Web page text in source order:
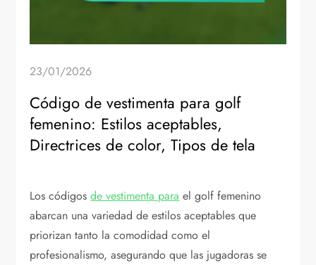
23/01/2026
Código de vestimenta para golf
femenino: Estilos aceptables,
Directrices de color, Tipos de tela
Los códigosde vestimenta para el golf femenino
abarcan una variedad de estilos aceptables que
priorizan tanto la comodidad como el
profesionalismo, asegurando que las jugadoras se